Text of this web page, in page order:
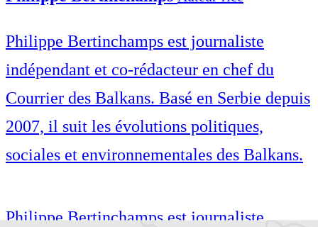
Philippe Bertinchamps est journaliste
indépendant et co-rédacteur en chef du
Courrier des Balkans. Basé en Serbie depuis
2007, il suit les évolutions politiques,
sociales et environnementales des Balkans.
Philippe Bertinchamps est journaliste